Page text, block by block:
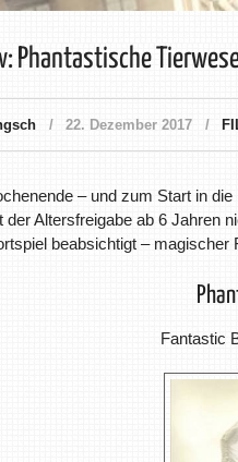
Phantastische
22. Dezember 2017
– und zum Start in
der Altersfreigabe ab 6 Jahren
beabsichtigt –
Fantastic